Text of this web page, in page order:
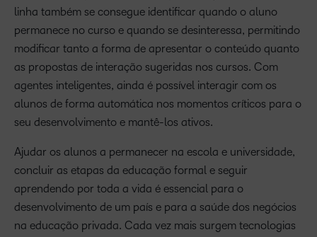
linha também se consegue identificar quando o aluno
permanece no curso e quando se desinteressa, permitindo
modificar tanto a forma de apresentar o conteúdo quanto
as propostas de interação sugeridas nos cursos. Com
agentes inteligentes, ainda é possível interagir com os
alunos de forma automática nos momentos críticos para o
seu desenvolvimento e mantê-los ativos.
Ajudar os alunos a permanecer na escola e universidade,
concluir as etapas da educação formal e seguir
aprendendo por toda a vida é essencial para o
desenvolvimento de um país e para a saúde dos negócios
na educação privada. Cada vez mais surgem tecnologias